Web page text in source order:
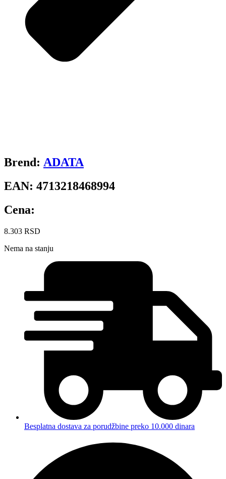
Brend: ADATA
EAN: 4713218468994
Cena:
8.303 RSD
Nema na stanju
Besplatna dostava za porudžbine preko 10.000 dinara